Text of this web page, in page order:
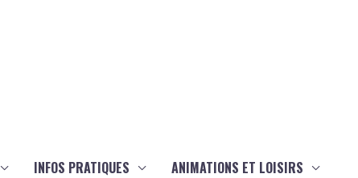
INFOS PRATIQUES ANIMATIONS ET LOISIRS